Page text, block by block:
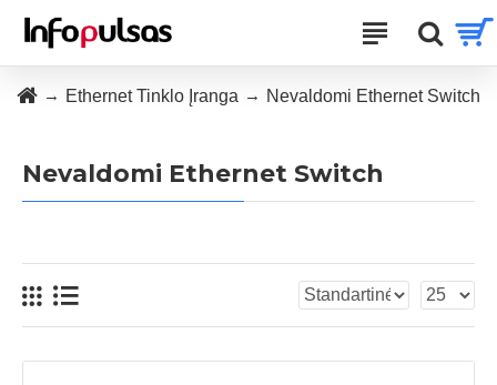
Ethernet Tinklo Įranga Nevaldomi Ethernet Switch
Nevaldomi Ethernet Switch